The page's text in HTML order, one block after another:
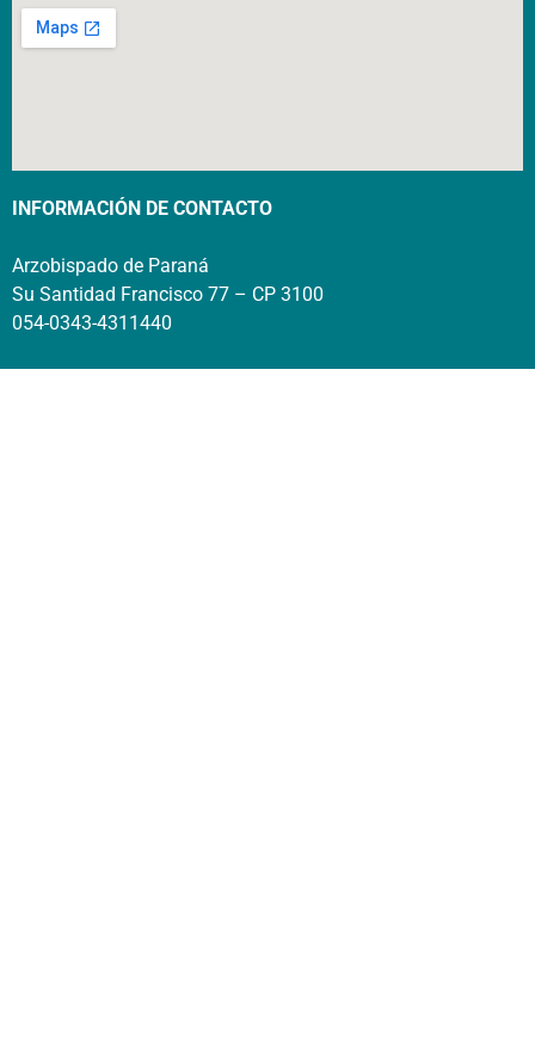
INFORMACIÓN DE CONTACTO
Arzobispado de Paraná
Su Santidad Francisco 77 – CP 3100
054-0343-4311440